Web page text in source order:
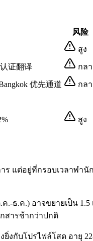
风险
สูง
证翻译
กลา
优先通道
กลา
สูง
การ แต่อยู่ที่กรอบเวลาพ
ค.-ธ.ค.) อาจขยายเป็น
กสารช้ากว่าปกติ
งกับโปรไฟล์โสด อายุ